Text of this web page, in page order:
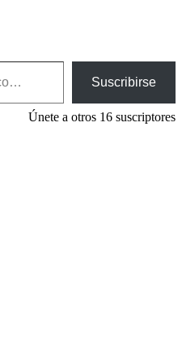
Suscribirse
Únete a otros 16 suscriptores